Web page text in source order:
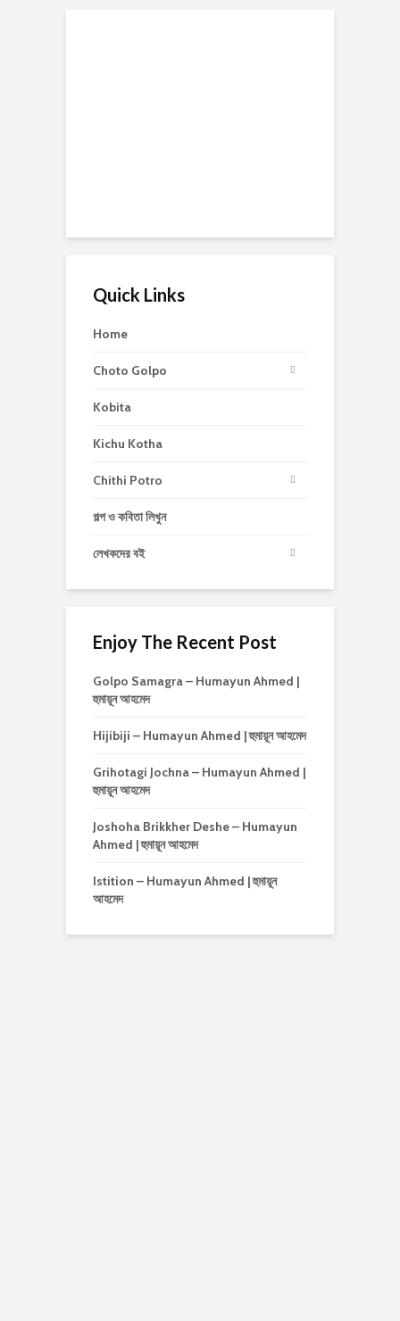
Quick Links
Home
Choto Golpo
Kobita
Kichu Kotha
Chithi Potro
গল্প ও কবিতা লিখুন
লেখকদের বই
Enjoy The Recent Post
Golpo Samagra – Humayun Ahmed |
হুমায়ূন আহমেদ
Hijibiji – Humayun Ahmed | হুমায়ূন আহমেদ
Grihotagi Jochna – Humayun Ahmed |
হুমায়ূন আহমেদ
Joshoha Brikkher Deshe – Humayun
Ahmed | হুমায়ূন আহমেদ
Istition – Humayun Ahmed | হুমায়ূন
আহমেদ